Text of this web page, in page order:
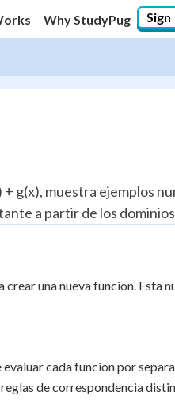
Why StudyPug Sign
g(x), muestra ejemplos
a partir de los
crear una nueva funcion. Esta
cada funcion por
de correspondencia